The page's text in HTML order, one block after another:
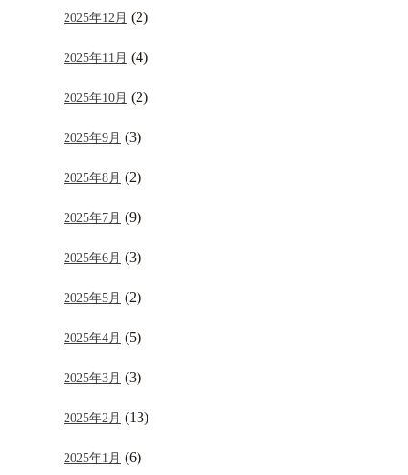
2025年12月 (2)
2025年11月 (4)
2025年10月 (2)
2025年9月 (3)
2025年8月 (2)
2025年7月 (9)
2025年6月 (3)
2025年5月 (2)
2025年4月 (5)
2025年3月 (3)
2025年2月 (13)
2025年1月 (6)